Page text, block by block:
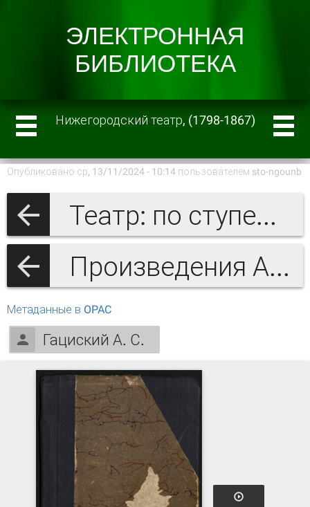
Нижегородский театр, (1798-1867)
Опубликовано ср, 13/11/2024 - 10:14 пользователем sto-ngounb
Театр: по ступенькам памяти
Произведения А.С. Гациского и литература о нём
Метаданные в OPAC
Гациский А. С.